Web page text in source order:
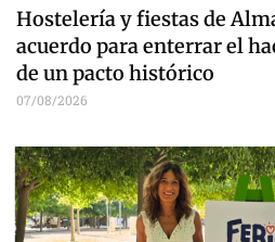
Hostelería y fiestas de
acuerdo para enterrar el
de un pacto histórico
07/08/2026